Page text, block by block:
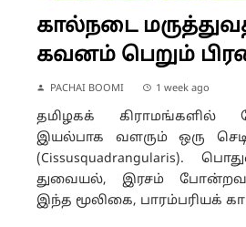
கால்நடை
கவனம் பெறும்
PACHAI BOOMI 1 week ago
தமிழகக் கிராமங்களில்
இயல்பாக வளரும் ஒரு
(Cissusquadrangularis).
துவையல், இரசம்
இந்த மூலிகை, பாரம்பரியக்